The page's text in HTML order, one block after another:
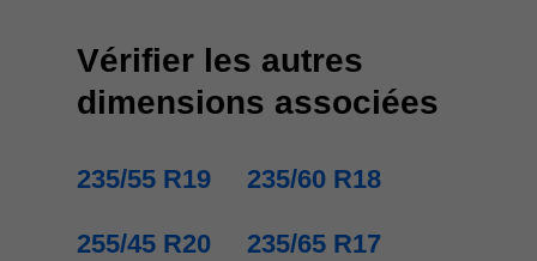
Vérifier les autres
dimensions associées
235/55 R19 235/60 R18
255/45 R20 235/65 R17